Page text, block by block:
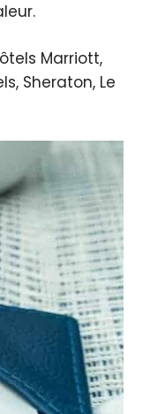
Marriott,
Sheraton, Le